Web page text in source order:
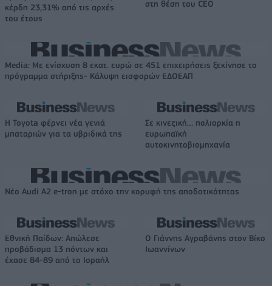
κέρδη 23,31% από τις αρχές
του έτους
στη θέση του CEO
Media: Με ενίσχυση 8 εκατ. ευρώ σε 451 επιχειρήσεις ξεκίνησε το
πρόγραμμα στήριξης- Κάλυψη εισφορών ΕΔΟΕΑΠ
Η Toyota φέρνει νέα γενιά
μπαταριών για τα υβριδικά της
Σε κινεζική… πολιορκία η
ευρωπαϊκή
αυτοκινητοβιομηχανία
Νέο Audi A2 e-tron με στόχο την κορυφή της αποδοτικότητας
Εθνική Παίδων: Απώλεσε
προβάδισμα 13 πόντων και
έχασε 84-89 από το Ισραήλ
Ο Γιάννης Αγραβάνης στον Βίκο
Ιωαννίνων